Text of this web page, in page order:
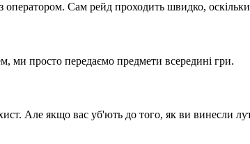
оператором. Сам рейд проходить швидко,
ми просто передаємо предмети всередині гри.
Але якщо вас уб'ють до того, як ви винесли